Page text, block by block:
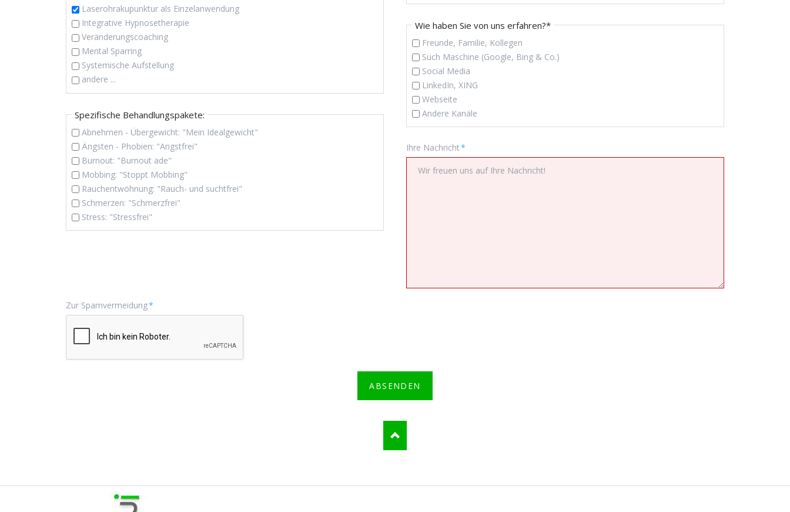
Laserohrakupunktur als Einzelanwendung
Integrative Hypnosetherapie
Veränderungscoaching
Mental Sparring
Systemische Aufstellung
andere ...
Spezifische Behandlungspakete:
Abnehmen - Übergewicht: "Mein Idealgewicht"
Ängsten - Phobien: "Angstfrei"
Burnout: "Burnout ade"
Mobbing: "Stoppt Mobbing"
Rauchentwöhnung: "Rauch- und suchtfrei"
Schmerzen: "Schmerzfrei"
Stress: "Stressfrei"
Pflichtfeld
Wie haben Sie von uns erfahren?*
Freunde, Familie, Kollegen
Such Maschine (Google, Bing & Co.)
Social Media
LinkedIn, XING
Webseite
Andere Kanäle
Pflichtfeld
Ihre Nachricht*
Pflichtfeld
Zur Spamvermeidung*
ABSENDEN